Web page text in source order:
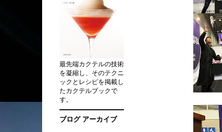
最先端カクテルの技術
を凝縮し、そのテクニ
ックとレシピを掲載し
たカクテルブックで
す。
ブログ アーカイブ